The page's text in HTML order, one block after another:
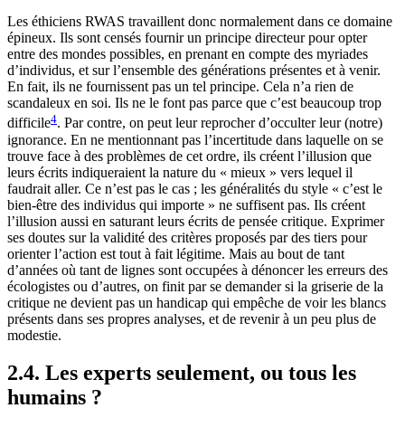
Les éthiciens RWAS travaillent donc normalement dans ce domaine
épineux. Ils sont censés fournir un principe directeur pour opter
entre des mondes possibles, en prenant en compte des myriades
d’individus, et sur l’ensemble des générations présentes et à venir.
En fait, ils ne fournissent pas un tel principe. Cela n’a rien de
scandaleux en soi. Ils ne le font pas parce que c’est beaucoup trop
difficile4. Par contre, on peut leur reprocher d’occulter leur (notre)
ignorance. En ne mentionnant pas l’incertitude dans laquelle on se
trouve face à des problèmes de cet ordre, ils créent l’illusion que
leurs écrits indiqueraient la nature du « mieux » vers lequel il
faudrait aller. Ce n’est pas le cas ; les généralités du style « c’est le
bien-être des individus qui importe » ne suffisent pas. Ils créent
l’illusion aussi en saturant leurs écrits de pensée critique. Exprimer
ses doutes sur la validité des critères proposés par des tiers pour
orienter l’action est tout à fait légitime. Mais au bout de tant
d’années où tant de lignes sont occupées à dénoncer les erreurs des
écologistes ou d’autres, on finit par se demander si la griserie de la
critique ne devient pas un handicap qui empêche de voir les blancs
présents dans ses propres analyses, et de revenir à un peu plus de
modestie.
2.4. Les experts seulement, ou tous les
humains ?